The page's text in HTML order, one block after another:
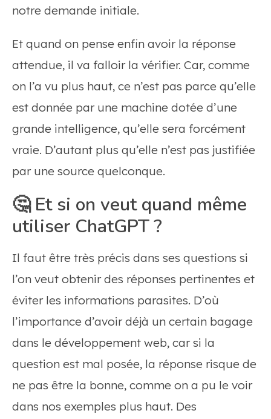
notre demande initiale.
Et quand on pense enfin avoir la réponse
attendue, il va falloir la vérifier. Car, comme
on l’a vu plus haut, ce n’est pas parce qu’elle
est donnée par une machine dotée d’une
grande intelligence, qu’elle sera forcément
vraie. D’autant plus qu’elle n’est pas justifiée
par une source quelconque.
🤔 Et si on veut quand même
utiliser ChatGPT ?
Il faut être très précis dans ses questions si
l’on veut obtenir des réponses pertinentes et
éviter les informations parasites. D’où
l’importance d’avoir déjà un certain bagage
dans le développement web, car si la
question est mal posée, la réponse risque de
ne pas être la bonne, comme on a pu le voir
dans nos exemples plus haut. Des